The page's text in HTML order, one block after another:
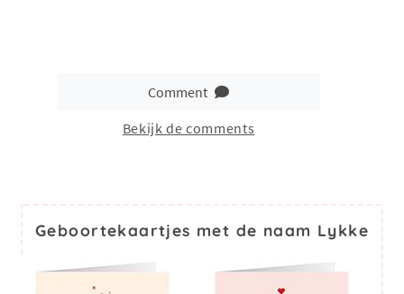
Comment
Bekijk de comments
Geboortekaartjes met de naam Lykke